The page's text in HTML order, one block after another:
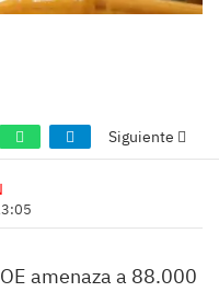
Siguiente
amenaza a 88.000